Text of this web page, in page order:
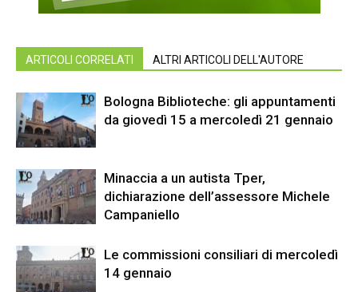
ARTICOLI CORRELATI ALTRI ARTICOLI DELL'AUTORE
Bologna Biblioteche: gli appuntamenti
da giovedì 15 a mercoledì 21 gennaio
Minaccia a un autista Tper,
dichiarazione dell’assessore Michele
Campaniello
Le commissioni consiliari di mercoledì
14 gennaio